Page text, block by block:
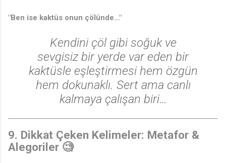
"Ben ise kaktüs onun çölünde…"
Kendini çöl gibi soğuk ve
sevgisiz bir yerde var eden bir
kaktüsle eşleştirmesi hem özgün
hem dokunaklı. Sert ama canlı
kalmaya çalışan biri…
9. Dikkat Çeken Kelimeler: Metafor &
Alegoriler 🧐